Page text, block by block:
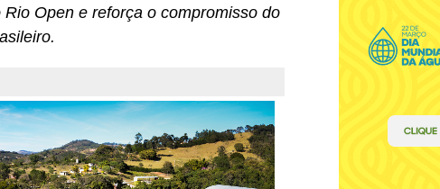
Open e reforça o compromisso do